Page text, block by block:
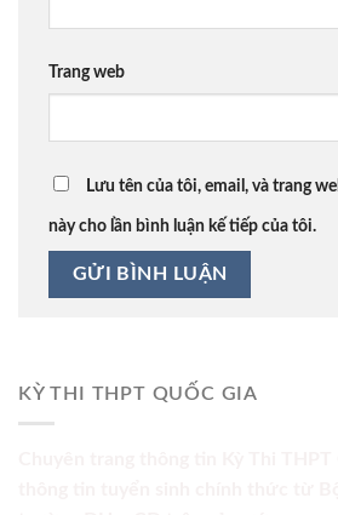
Trang web
Lưu tên của tôi, email, và trang
này cho lần bình luận kế tiếp của tôi.
KỲ THI THPT QUỐC GIA